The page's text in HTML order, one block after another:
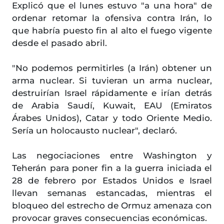
Explicó que el lunes estuvo "a una hora" de
ordenar retomar la ofensiva contra Irán, lo
que habría puesto fin al alto el fuego vigente
desde el pasado abril.
"No podemos permitirles (a Irán) obtener un
arma nuclear. Si tuvieran un arma nuclear,
destruirían Israel rápidamente e irían detrás
de Arabia Saudí, Kuwait, EAU (Emiratos
Árabes Unidos), Catar y todo Oriente Medio.
Sería un holocausto nuclear", declaró.
Las negociaciones entre Washington y
Teherán para poner fin a la guerra iniciada el
28 de febrero por Estados Unidos e Israel
llevan semanas estancadas, mientras el
bloqueo del estrecho de Ormuz amenaza con
provocar graves consecuencias económicas.